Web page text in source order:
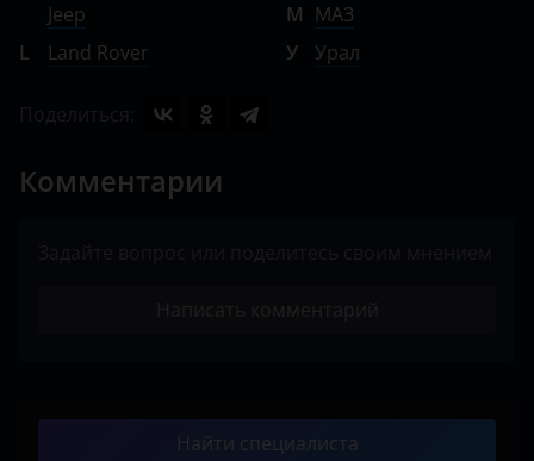
Jeep
L
Land Rover
М МАЗ
У
Урал
Комментарии
Найти специалиста